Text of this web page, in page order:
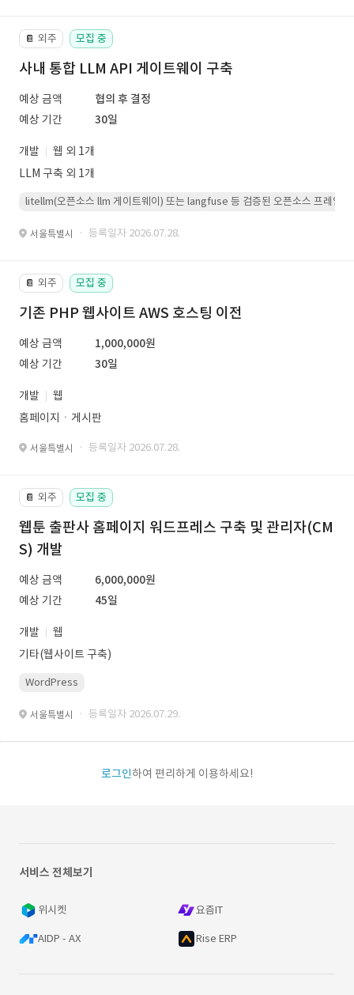
📔 외주 모집 중
사내 통합 LLM API 게이트웨이 구축
예상 금액
협의 후 결정
예상 기간
30일
개발
웹 외 1개
LLM 구축 외 1개
litellm(오픈소스 llm 게이트웨이) 또는 langfuse 등 검증된 오픈소스 프레임워
서울특별시 · 등록일자 2026.07.28.
📔 외주 모집 중
기존 PHP 웹사이트 AWS 호스팅 이전
예상 금액
1,000,000원
예상 기간
30일
개발
웹
홈페이지ㆍ게시판
서울특별시 · 등록일자 2026.07.28.
📔 외주 모집 중
웹툰 출판사 홈페이지 워드프레스 구축 및 관리자(CM
S) 개발
예상 금액
6,000,000원
예상 기간
45일
개발
웹
기타(웹사이트 구축)
WordPress
서울특별시 · 등록일자 2026.07.29.
로그인하여 편리하게 이용하세요!
서비스 전체보기
위시켓 요즘IT
AIDP - AX Rise ERP